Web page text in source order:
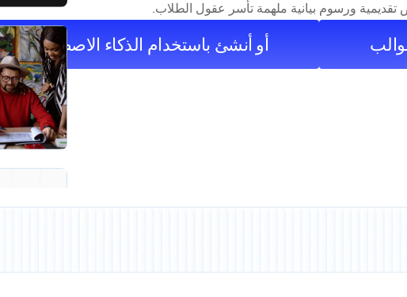
تقديمية ورسوم بيانية ملهمة تأسر عقول الطلاب.
أو أنشئ باستخدام الذكاء الاصطناعي